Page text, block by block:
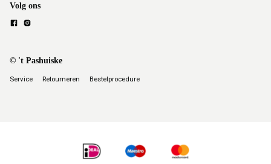
Volg ons
© 't Pashuiske
Service Retourneren Bestelprocedure